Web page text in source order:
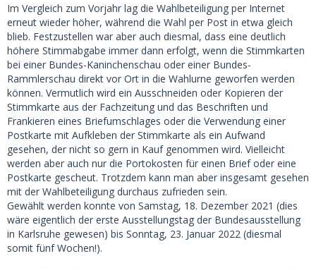
Im Vergleich zum Vorjahr lag die Wahlbeteiligung per Internet
erneut wieder höher, während die Wahl per Post in etwa gleich
blieb. Festzustellen war aber auch diesmal, dass eine deutlich
höhere Stimmabgabe immer dann erfolgt, wenn die Stimmkarten
bei einer Bundes-Kaninchenschau oder einer Bundes-
Rammlerschau direkt vor Ort in die Wahlurne geworfen werden
können. Vermutlich wird ein Ausschneiden oder Kopieren der
Stimmkarte aus der Fachzeitung und das Beschriften und
Frankieren eines Briefumschlages oder die Verwendung einer
Postkarte mit Aufkleben der Stimmkarte als ein Aufwand
gesehen, der nicht so gern in Kauf genommen wird. Vielleicht
werden aber auch nur die Portokosten für einen Brief oder eine
Postkarte gescheut. Trotzdem kann man aber insgesamt gesehen
mit der Wahlbeteiligung durchaus zufrieden sein.
Gewählt werden konnte von Samstag, 18. Dezember 2021 (dies
wäre eigentlich der erste Ausstellungstag der Bundesausstellung
in Karlsruhe gewesen) bis Sonntag, 23. Januar 2022 (diesmal
somit fünf Wochen!).